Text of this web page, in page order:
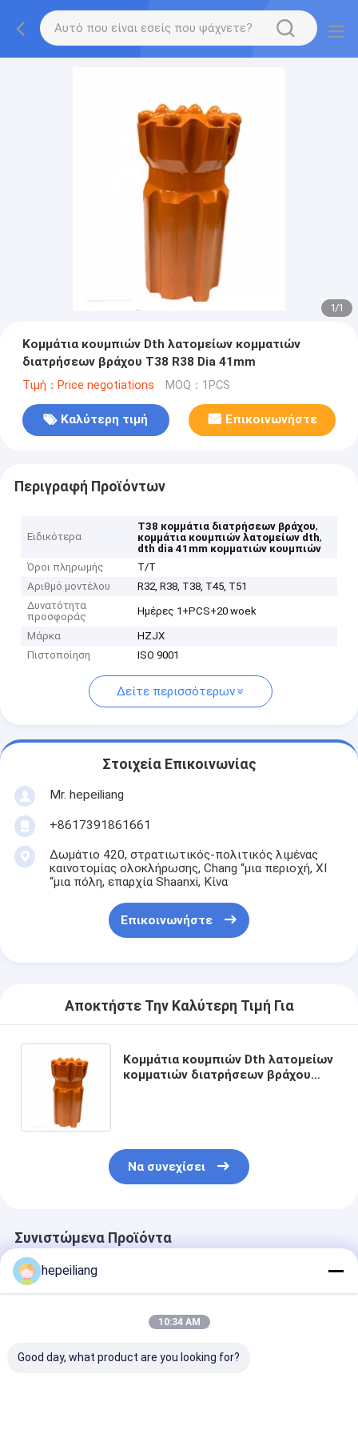
1/1
Κομμάτια κουμπιών Dth λατομείων κομματιών
διατρήσεων βράχου T38 R38 Dia 41mm
Τιμή：Price negotiations MOQ：1PCS
Καλύτερη τιμή Επικοινωνήστε
Περιγραφή Προϊόντων
Ειδικότερα
T38 κομμάτια διατρήσεων βράχου,
κομμάτια κουμπιών λατομείων dth,
dth dia 41mm κομματιών κουμπιών
Όροι πληρωμής
T/T
Αριθμό μοντέλου
R32, R38, T38, T45, T51
Δυνατότητα
προσφοράς
Ημέρες 1+PCS+20 woek
Μάρκα
HZJX
Πιστοποίηση
ISO 9001
Δείτε περισσότερων
Στοιχεία Επικοινωνίας
Mr. hepeiliang
+8617391861661
Δωμάτιο 420, στρατιωτικός-πολιτικός λιμένας
καινοτομίας ολοκλήρωσης, Chang “μια περιοχή, ΧΙ
“μια πόλη, επαρχία Shaanxi, Κίνα
Επικοινωνήστε
Αποκτήστε Την Καλύτερη Τιμή Για
Κομμάτια κουμπιών Dth λατομείων
κομματιών διατρήσεων βράχου
Να συνεχίσει
Συνιστώμενα Προϊόντα
hepeiliang
10:34 AM
Good day, what product are you looking for?